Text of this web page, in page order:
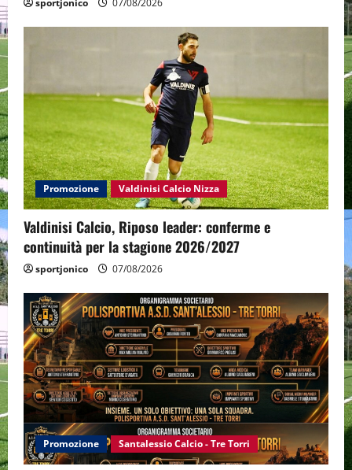
sportjonico 07/08/2026
Promozione Valdinisi Calcio Nizza
Valdinisi Calcio, Riposo leader: conferme e
continuità per la stagione 2026/2027
sportjonico 07/08/2026
Promozione Santalessio Calcio - Tre Torri